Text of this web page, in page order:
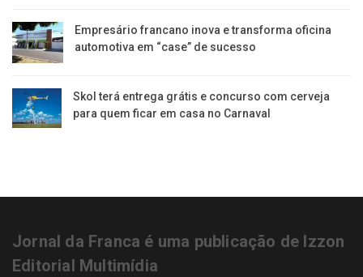
Empresário francano inova e transforma oficina
automotiva em “case” de sucesso
Skol terá entrega grátis e concurso com cerveja
para quem ficar em casa no Carnaval
Jornal da Franca é uma publicação de Izzon
Editorial Multimídia